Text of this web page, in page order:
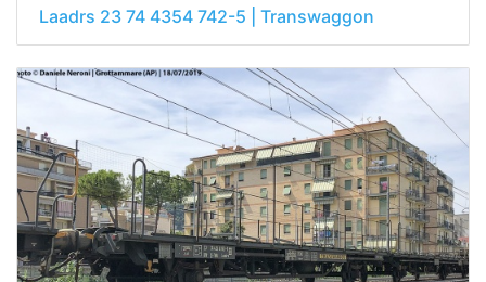
Laadrs 23 74 4354 742-5 | Transwaggon